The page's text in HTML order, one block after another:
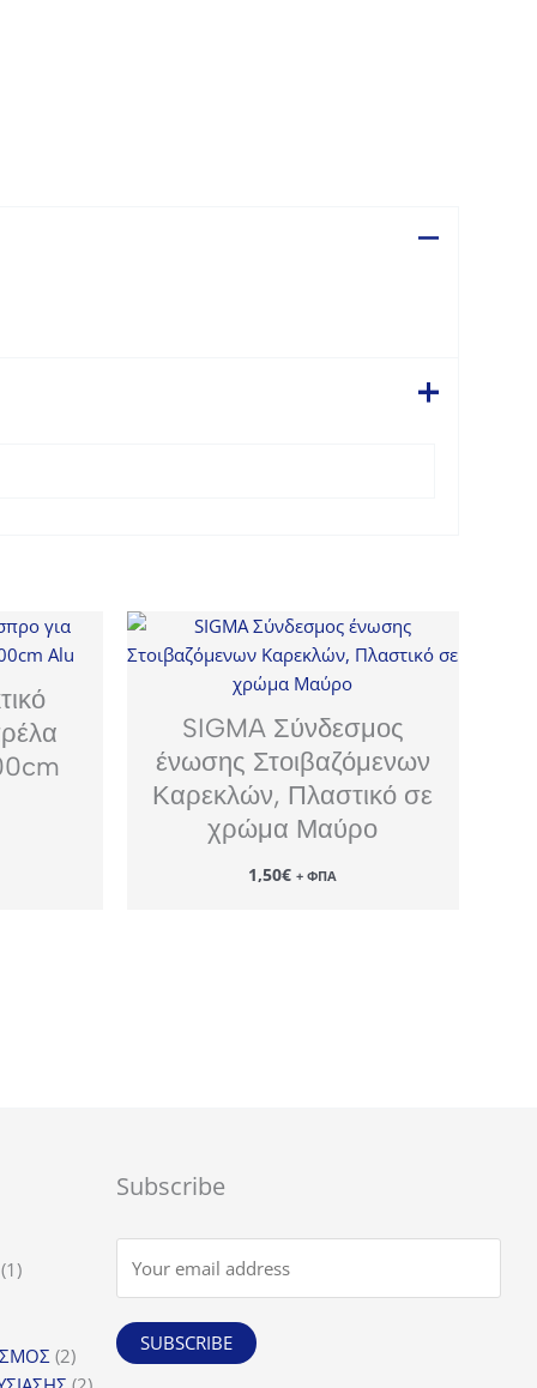
SIGMA Σύνδεσμος
ένωσης Στοιβαζόμενων
Καρεκλών, Πλαστικό σε
χρώμα Μαύρο
1,50€ + ΦΠΑ
11
22
προϊόντα
2
Subscribe
SUBSCRIBE